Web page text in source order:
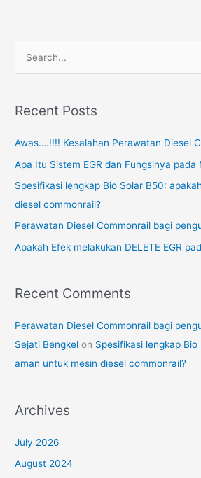
r
o
r
:
Recent Posts
Awas….!!!! Kesalahan Perawatan Diesel
Apa Itu Sistem EGR dan Fungsinya pada
Spesifikasi lengkap Bio Solar B50:
diesel commonrail?
Perawatan Diesel Commonrail bagi
Apakah Efek melakukan DELETE EGR
Recent Comments
Perawatan Diesel Commonrail bagi
Sejati Bengkel on Spesifikasi lengkap
aman untuk mesin diesel commonrail?
Archives
July 2026
August 2024